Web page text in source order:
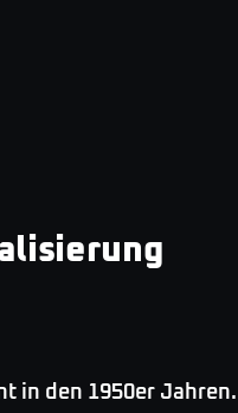
in den 1950er